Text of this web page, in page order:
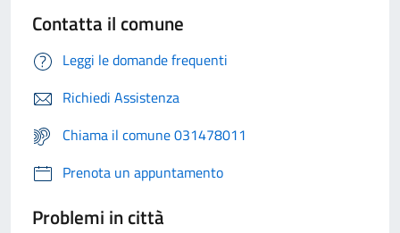
Contatta il comune
Leggi le domande frequenti
Richiedi Assistenza
Chiama il comune 031478011
Prenota un appuntamento
Problemi in città